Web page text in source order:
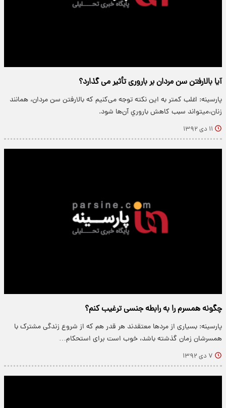
آیا بالارفتن سن مردان بر باروری تأثیر می گذارد؟
پارسینه: اغلب کمتر به این نکته توجه می‌کنیم كه بالارفتن سن مردان، همانند
زنان،مي‏تواند سبب كاهش باروري آن‌ها شود.
۱۱ دی ۱۳۹۲
چگونه همسرم را به رابطه جنسی ترغیب کنم؟
پارسینه: بسیاری از مردها معتقدند هر قدر هم که از شروع زندگی مشترک با
همسرشان زمان گذشته باشد، خوب است برای استحکام…
۷ دی ۱۳۹۲